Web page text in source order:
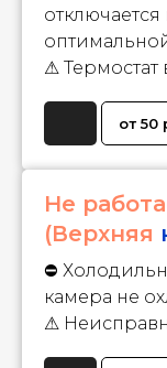
⚠ Термостат
от 50
Не
(Верхняя
⛔
камера не
⚠